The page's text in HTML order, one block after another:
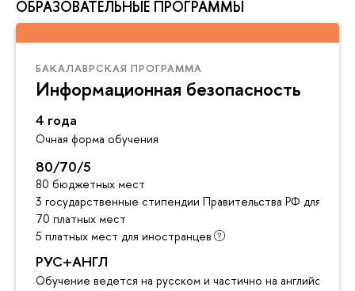
ОБРАЗОВАТЕЛЬНЫЕ ПРОГРАММЫ
БАКАЛАВРСКАЯ ПРОГРАММА
Информационная безопасность
4 года
Очная форма обучения
80/70/5
80 бюджетных мест
3 государственные стипендии Правительства РФ для
70 платных мест
5 платных мест для иностранцев
РУС+АНГЛ
Обучение ведется на русском и частично на английском